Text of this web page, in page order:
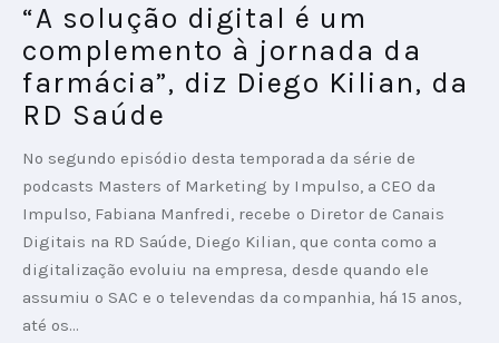
“A solução digital é um
complemento à jornada da
farmácia”, diz Diego Kilian, da
RD Saúde
No segundo episódio desta temporada da série de
podcasts Masters of Marketing by Impulso, a CEO da
Impulso, Fabiana Manfredi, recebe o Diretor de Canais
Digitais na RD Saúde, Diego Kilian, que conta como a
digitalização evoluiu na empresa, desde quando ele
assumiu o SAC e o televendas da companhia, há 15 anos,
até os…